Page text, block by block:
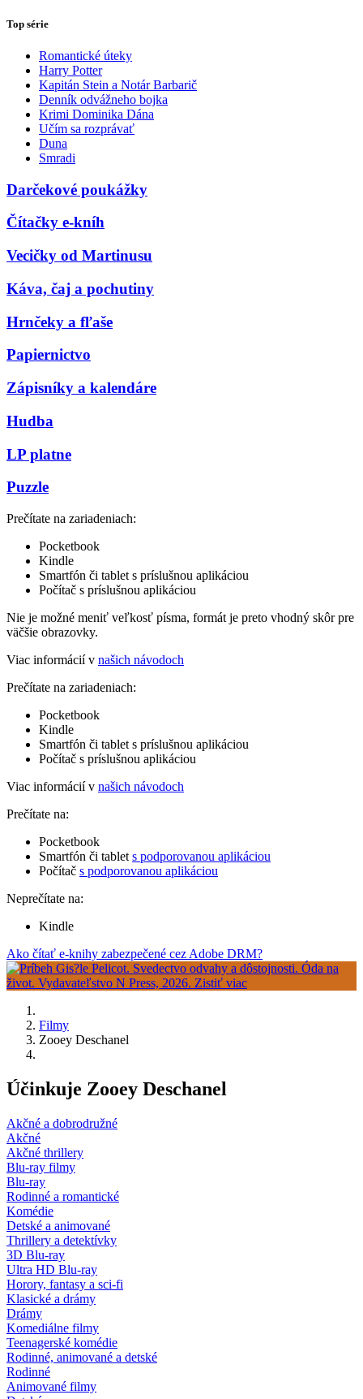
Top série
Romantické úteky
Harry Potter
Kapitán Stein a Notár Barbarič
Denník odvážneho bojka
Krimi Dominika Dána
Učím sa rozprávať
Duna
Smradi
Darčekové poukážky
Čítačky e-kníh
Vecičky od Martinusu
Káva, čaj a pochutiny
Hrnčeky a fľaše
Papiernictvo
Zápisníky a kalendáre
Hudba
LP platne
Puzzle
Prečítate na zariadeniach:
Pocketbook
Kindle
Smartfón či tablet s príslušnou aplikáciou
Počítač s príslušnou aplikáciou
Nie je možné meniť veľkosť písma, formát je preto vhodný skôr pre
väčšie obrazovky.
Viac informácií v našich návodoch
Prečítate na zariadeniach:
Pocketbook
Kindle
Smartfón či tablet s príslušnou aplikáciou
Počítač s príslušnou aplikáciou
Viac informácií v našich návodoch
Prečítate na:
Pocketbook
Smartfón či tablet s podporovanou aplikáciou
Počítač s podporovanou aplikáciou
Neprečítate na:
Kindle
Ako čítať e-knihy zabezpečené cez Adobe DRM?
Filmy
Zooey Deschanel
Účinkuje Zooey Deschanel
Akčné a dobrodružné
Akčné
Akčné thrillery
Blu-ray filmy
Blu-ray
Rodinné a romantické
Komédie
Detské a animované
Thrillery a detektívky
3D Blu-ray
Ultra HD Blu-ray
Horory, fantasy a sci-fi
Klasické a drámy
Drámy
Komediálne filmy
Teenagerské komédie
Rodinné, animované a detské
Rodinné
Animované filmy